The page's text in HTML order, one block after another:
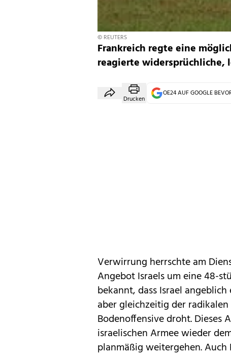
© REUTERS
Frankreich regte eine
reagierte widersprüchliche,
Drucken
OE24 AUF GOOGLE
Verwirrung herrschte am
Angebot Israels um eine 48-
bekannt, dass Israel
aber gleichzeitig der
Bodenoffensive droht.
israelischen Armee wieder
planmäßig weitergehen.